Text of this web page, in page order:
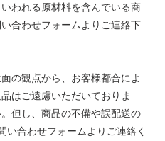
われる原材料を含んでいる商
合わせフォームよりご連絡下
の観点から、お客様都合によ
はご遠慮いただいておりま
但し、商品の不備や誤配送の
合わせフォームよりご連絡く